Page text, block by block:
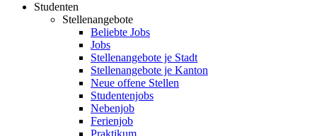
Studenten
Stellenangebote
Beliebte Jobs
Jobs
Stellenangebote je Stadt
Stellenangebote je Kanton
Neue offene Stellen
Studentenjobs
Nebenjob
Ferienjob
Praktikum